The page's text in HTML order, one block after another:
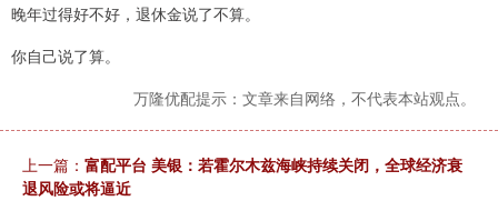
晚年过得好不好，退休金说了不算。
你自己说了算。
万隆优配提示：文章来自网络，不代表本站观点。
上一篇： 富配平台 美银：若霍尔木兹海峡持续关闭，全球经济衰
退风险或将逼近